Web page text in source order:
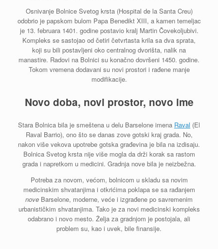
Osnivanje Bolnice Svetog krsta (Hospital de la Santa Creu)
odobrio je papskom bulom Papa Benedikt XIII, a kamen temeljac
je 13. februara 1401. godine postavio kralj Martin Čovekoljubivi.
Kompleks se sastojao od četiri četvrtasta krila sa dva sprata,
koji su bili postavljeni oko centralnog dvorišta, nalik na
manastire. Radovi na Bolnici su konačno dovršeni 1450. godine.
Tokom vremena dodavani su novi prostori i rađene manje
modifikacije.
Novo doba, novi prostor, novo ime
Stara Bolnica bila je smeštena u delu Barselone imena Raval (El
Raval Barrio), ono što se danas zove gotski kraj grada. No,
nakon više vekova upotrebe gotska građevina je bila na izdisaju.
Bolnica Svetog krsta nije više mogla da drži korak sa rastom
grada i napretkom u medicini. Gradnja nove bila je neizbežna.
Potreba za novom, većom, bolnicom u skladu sa novim
medicinskim shvatanjima i otkrićima poklapa se sa rađanjem
nove Barselone, moderne, veće i izgrađene po savremenim
urbanističkim shvatanjima. Tako je za novi medicinski kompleks
odabrano i novo mesto. Želja za gradnjom je postojala, ali
problem su, kao i uvek, bile finansije.